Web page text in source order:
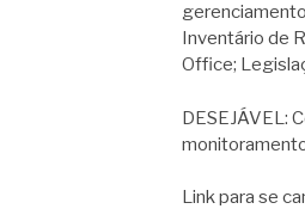
Inventário de
Office;
DESEJÁVEL:
Link para se